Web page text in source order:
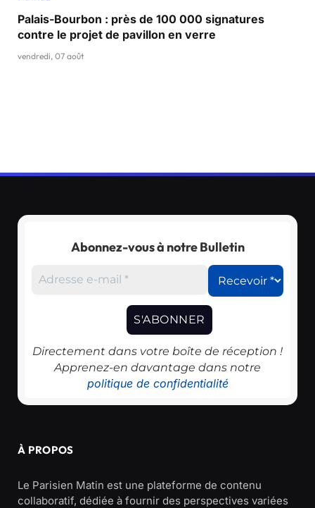
Palais-Bourbon : près de 100 000 signatures
contre le projet de pavillon en verre
vendredi, 07 août
Abonnez-vous à notre Bulletin
Directement dans votre boîte de réception !
Apprenez-en davantage dans notre
politique de confidentialité
À PROPOS
Le Parisien Matin est une plateforme de contenu
collaboratif, dédiée à fournir des perspectives variées